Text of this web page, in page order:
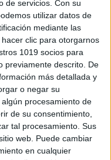
de servicios. Con su
utilizar datos de
mediante las
clic para otorgarnos
1019 socios para
previamente descrito. De
más detallada y
o negar su
procesamiento de
de su consentimiento,
tal procesamiento. Sus
web. Puede cambiar
en cualquier
con los más
su primer día
stickers, cada niño